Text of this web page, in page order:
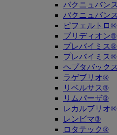
バクニュバン
バクニュバン
ピフェルトロ®
ブリディオン®
プレバイミス
プレバイミス
ヘプタバック
ラゲブリオ®
リベルサス®
リムパーザ®
レカルブリオ®
レンビマ®
ロタテック®